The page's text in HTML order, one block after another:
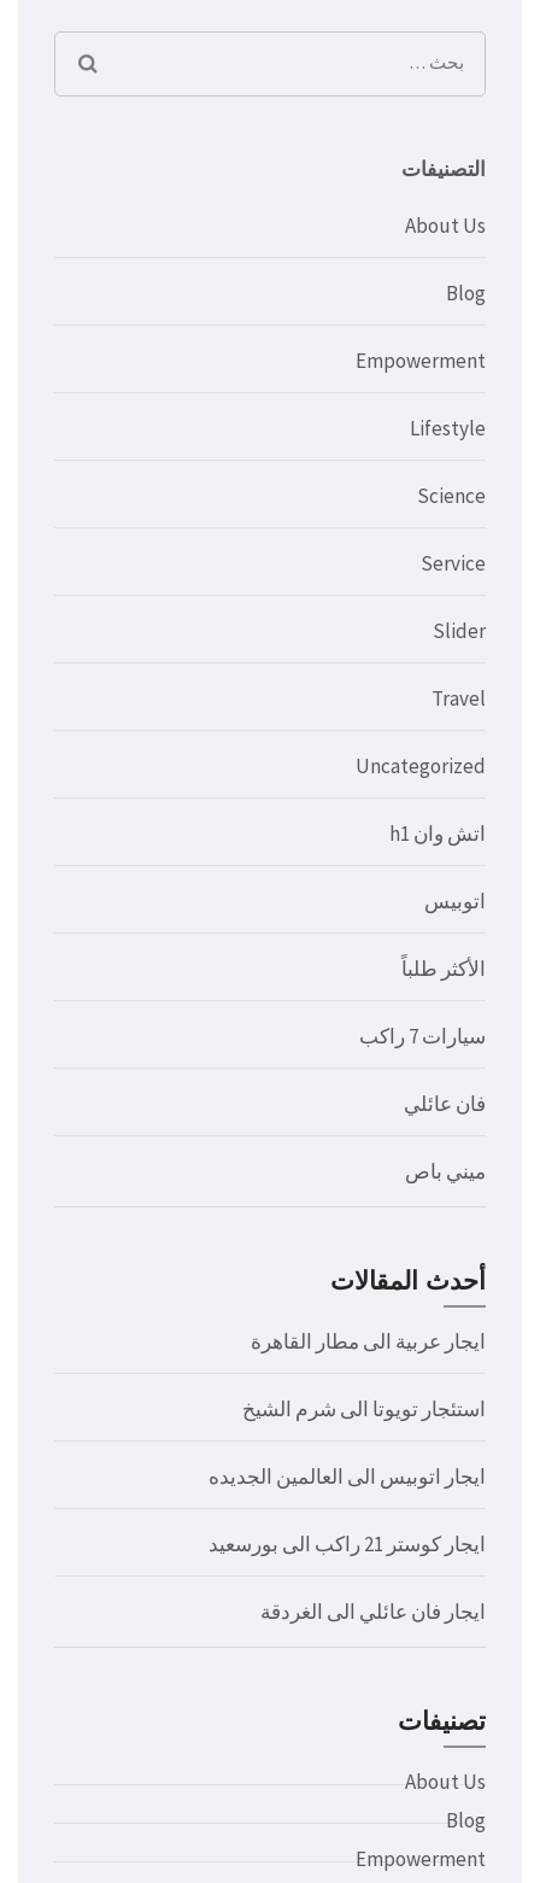
البحث
عن:
التصنيفات
About Us
Blog
Empowerment
Lifestyle
Science
Service
Slider
Travel
Uncategorized
اتش وان h1
اتوبيس
الأكثر طلباً
سيارات 7 راكب
فان عائلي
ميني باص
أحدث المقالات
ايجار عربية الى مطار القاهرة
استئجار تويوتا الى شرم الشيخ
ايجار اتوبيس الى العالمين الجديده
ايجار كوستر 21 راكب الى بورسعيد
ايجار فان عائلي الى الغردقة
تصنيفات
About Us
Blog
Empowerment